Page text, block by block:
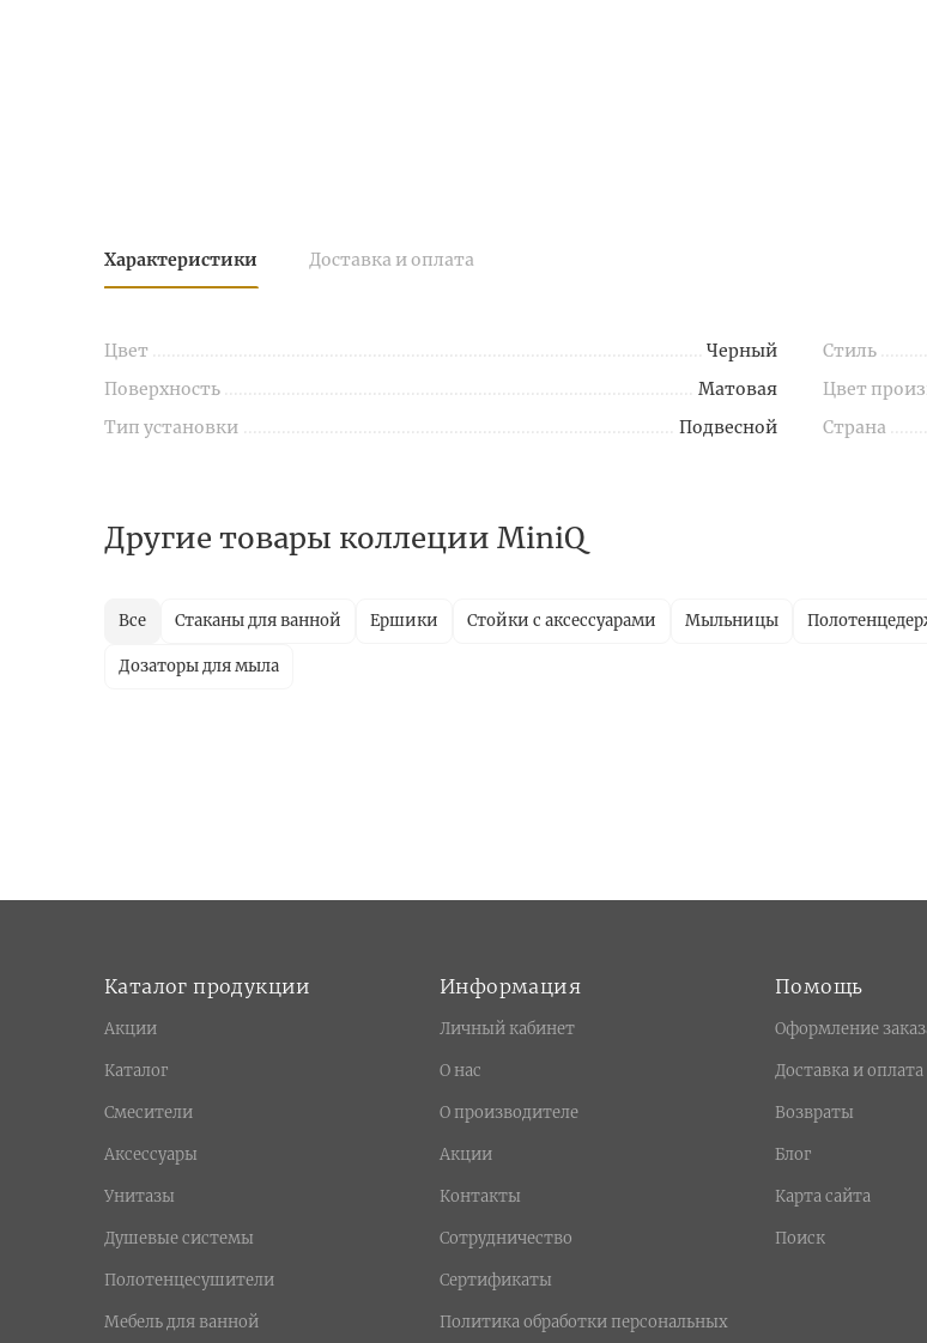
Характеристики Доставка и оплата
Цвет
Черный
Поверхность
Матовая
Тип установки
Подвесной
Стиль
Цвет
Страна
Другие товары коллеции MiniQ
Все Стаканы для ванной Ершики Стойки с аксессуарами Мыльницы
Дозаторы для мыла
Каталог продукции
Акции
Каталог
Смесители
Аксессуары
Унитазы
Душевые системы
Полотенцесушители
Мебель для ванной
Информация
Личный кабинет
О нас
О производителе
Акции
Контакты
Сотрудничество
Сертификаты
Политика обработки персональных
Помощь
Оформление
Доставка и оплата
Возвраты
Блог
Карта сайта
Поиск